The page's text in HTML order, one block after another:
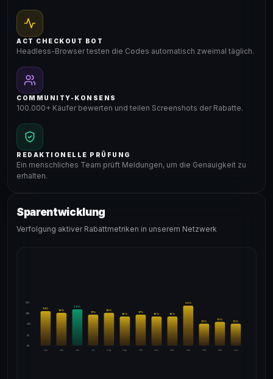
ACT CHECKOUT BOT
Headless-Browser testen die Codes automatisch zweimal täglich.
COMMUNITY-KONSENS
100.000+ Käufer bewerten und teilen Screenshots der Rabatte.
REDAKTIONELLE PRÜFUNG
Ein menschliches Team prüft Meldungen, um die Genauigkeit zu
erhalten.
Sparentwicklung
Verfolgung aktiver Rabattmetriken in unserem Netzwerk
24%
18%
12%
6%
0%
Apr
19%
Mai
18%
Jun
20%
Jul
17%
Aug
18%
Sep
16%
Okt
17%
Nov
16%
Dez
16%
Jan
22%
Feb
12%
Mär
13%
Apr
12%